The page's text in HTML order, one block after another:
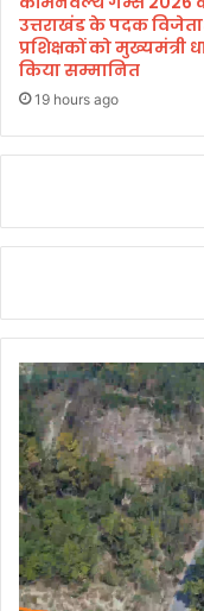
नि
ग
रा
नी
मि
ठि
त
उत्तराखंड के पदक
प्रशिक्षकों को मुख्यमंत्री
किया सम्मानित
19 hours ago